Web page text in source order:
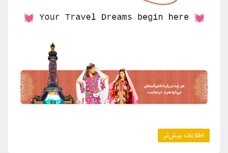
اطلاعات بیش‌تر